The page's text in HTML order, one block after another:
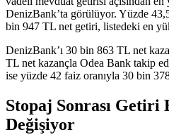
DenizBank’ta görülüyor. Yüzde
bin 947 TL net getiri, listedeki en
DenizBank’ı 30 bin 863 TL net
TL net kazançla Odea Bank takip
ise yüzde 42 faiz oranıyla 30 bin
Stopaj Sonrası Getiri
Değişiyor